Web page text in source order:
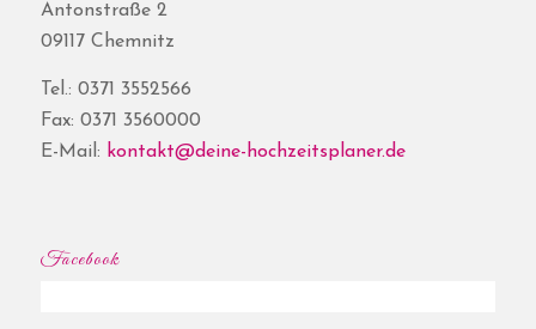
Antonstraße 2
09117 Chemnitz
Tel.: 0371 3552566
Fax: 0371 3560000
E-Mail: kontakt@deine-hochzeitsplaner.de
Facebook